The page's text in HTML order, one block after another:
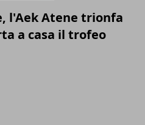
l'Aek Atene trionfa
a casa il trofeo